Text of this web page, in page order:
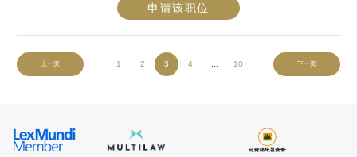
申请该职位
上一页 1 2 3 4 10 下一页